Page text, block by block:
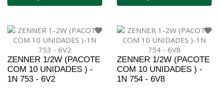
ZENNER 1/2W (PACOTE
COM 10 UNIDADES ) -
1N 753 - 6V2
ZENNER 1/2W (PACOTE
COM 10 UNIDADES ) -
1N 754 - 6V8